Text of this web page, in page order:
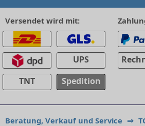
Versendet wird mit:
UPS
TNT
Spedition
Beratung, Verkauf und Service ⇒